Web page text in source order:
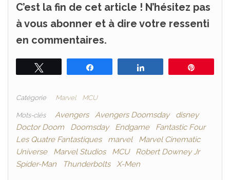
C’est la fin de cet article ! N’hésitez pas
à vous abonner et à dire votre ressenti
en commentaires.
Catégorie Marvel MCU
Mots-clés Avengers Avengers Doomsday
disney
Doctor Doom
Doomsday Endgame
Fantastic Four
Les Quatre Fantastiques
marvel
Marvel Cinematic
Universe
Marvel Studios MCU
Robert Downey Jr
Spider-Man
Thunderbolts X-Men